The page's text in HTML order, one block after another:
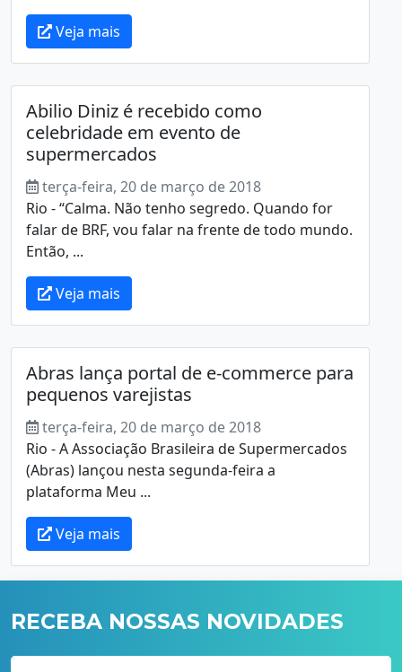
Veja mais
Abilio Diniz é recebido como
celebridade em evento de
supermercados
terça-feira, 20 de março de 2018
Rio - “Calma. Não tenho segredo. Quando for
falar de BRF, vou falar na frente de todo mundo.
Então, ...
Veja mais
Abras lança portal de e-commerce para
pequenos varejistas
terça-feira, 20 de março de 2018
Rio - A Associação Brasileira de Supermercados
(Abras) lançou nesta segunda-feira a
plataforma Meu ...
Veja mais
RECEBA NOSSAS NOVIDADES